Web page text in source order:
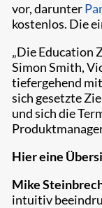
vor, darunter
kostenlos. Die
​„Die Education
Simon Smith,
tiefergehend
sich gesetzte
und sich die
Hier eine
Mike
intuitiv